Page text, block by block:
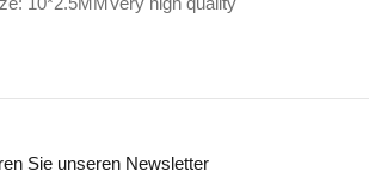
Sie unseren Newsletter